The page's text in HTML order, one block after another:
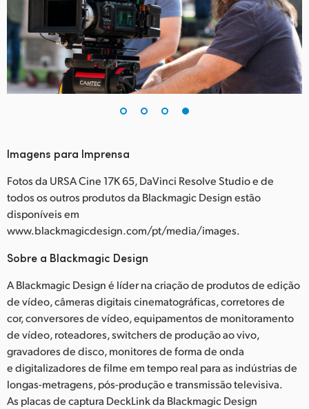
Imagens para Imprensa
Fotos da URSA Cine 17K 65, DaVinci Resolve Studio e de
todos os outros produtos da Blackmagic Design estão
disponíveis em
www.blackmagicdesign.com/pt/media/images.
Sobre a Blackmagic Design
A Blackmagic Design é líder na criação de produtos de edição
de vídeo, câmeras digitais cinematográficas, corretores de
cor, conversores de vídeo, equipamentos de monitoramento
de vídeo, roteadores, switchers de produção ao vivo,
gravadores de disco, monitores de forma de onda
e digitalizadores de filme em tempo real para as indústrias de
longas-metragens, pós-produção e transmissão televisiva.
As placas de captura DeckLink da Blackmagic Design